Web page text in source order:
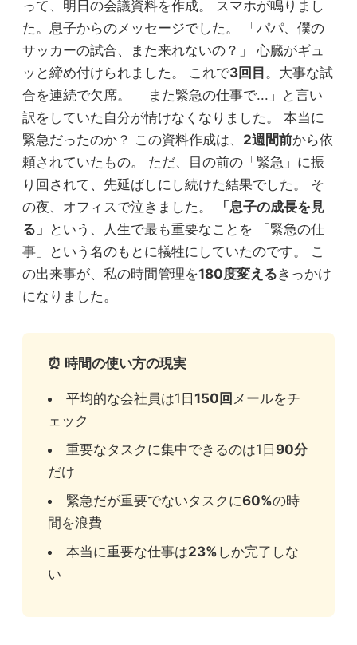
って、明日の会議資料を作成。 スマホが鳴りまし
た。息子からのメッセージでした。 「パパ、僕の
サッカーの試合、また来れないの？」 心臓がギュ
ッと締め付けられました。 これで3回目 。大事な試
合を連続で欠席。 「また緊急の仕事で...」と言い
訳をしていた自分が情けなくなりました。 本当に
緊急だったのか？ この資料作成は、 2週間前から依
頼されていたもの。 ただ、目の前の「緊急」に振
り回されて、先延ばしにし続けた結果でした。 そ
の夜、オフィスで泣きました。
「息子の成長を見
る」 という、人生で最も重要なことを 「緊急の仕
事」という名のもとに犠牲にしていたのです。 こ
の出来事が、私の時間管理を180度変えるきっかけ
になりました。
⏰ 時間の使い方の現実
平均的な会社員は1日 150回 メールをチ
ェック
重要なタスクに集中できるのは1日 90分
だけ
緊急だが重要でないタスクに60%の時
間を浪費
本当に重要な仕事は23% しか完了しな
い